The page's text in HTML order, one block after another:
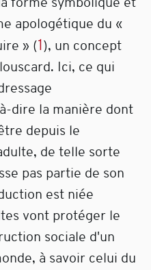
apologétique du «
» (1), un concept
Ici, ce qui
dire la manière dont
depuis le
de telle sorte
pas partie de son
est niée
vont protéger le
sociale d'un
à savoir celui du